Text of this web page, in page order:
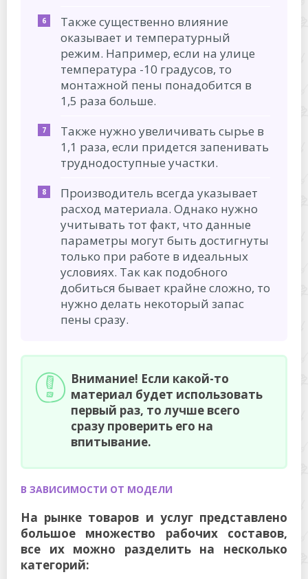
Также существенно влияние
оказывает и температурный
режим. Например, если на улице
температура -10 градусов, то
монтажной пены понадобится в
1,5 раза больше.
Также нужно увеличивать сырье в
1,1 раза, если придется запенивать
труднодоступные участки.
Производитель всегда указывает
расход материала. Однако нужно
учитывать тот факт, что данные
параметры могут быть достигнуты
только при работе в идеальных
условиях. Так как подобного
добиться бывает крайне сложно, то
нужно делать некоторый запас
пены сразу.
Внимание! Если какой-то
материал будет использовать
первый раз, то лучше всего
сразу проверить его на
впитывание.
В ЗАВИСИМОСТИ ОТ МОДЕЛИ
На рынке товаров и услуг представлено
большое множество рабочих составов,
все их можно разделить на несколько
категорий: